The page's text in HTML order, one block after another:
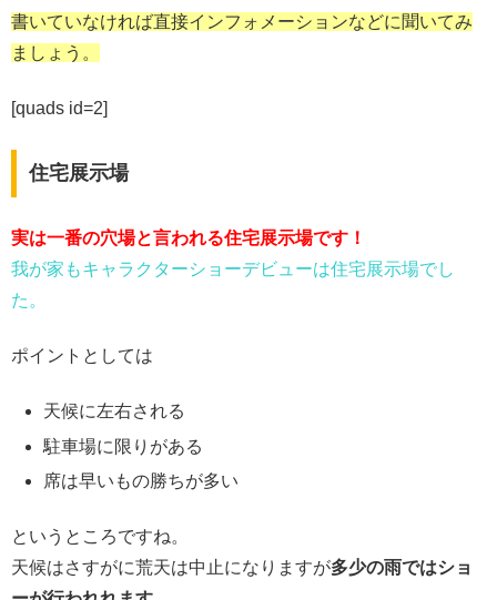
書いていなければ直接インフォメーションなどに聞いてみ
ましょう。
[quads id=2]
住宅展示場
実は一番の穴場と言われる住宅展示場です！
我が家もキャラクターショーデビューは住宅展示場でし
た。
ポイントとしては
天候に左右される
駐車場に限りがある
席は早いもの勝ちが多い
というところですね。
天候はさすがに荒天は中止になりますが多少の雨ではショ